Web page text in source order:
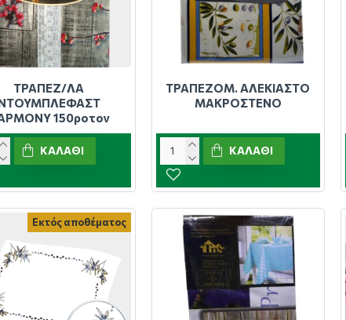
ΤΡΑΠΕΖ/ΛΑ
150ροτον
ΚΑΛΆΘΙ
ΤΡΑΠΕΖΟΜ. ΑΛΕΚΙΑΣΤΟ
ΜΑΚΡΟΣΤΕΝΟ
ΚΑΛΆΘΙ
Εκτός αποθέματος